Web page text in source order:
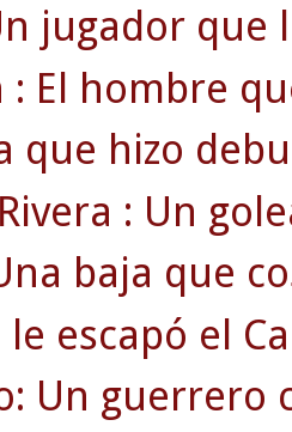
jugador que
El hombre
que hizo
: Un
baja que
le escapó el
Un guerrero